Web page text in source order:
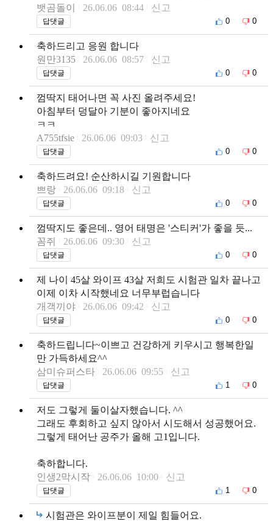
뱃곰돌이
26.06.06 08:44 신고
답댓글 0 0
축하드리고 응원 합니다
원만3135
26.06.06 08:57 신고
답댓글 0 0
껌딱지 태어나면 꼭 사진 올려주세요!
아침부터 덩달아 기분이 좋아지네요
ㅋㅋ
A755tfsie
26.06.06 09:03 신고
답댓글 0 0
축하드려요! 순산하시길 기원합니다
쁘랑
26.06.06 09:18 신고
답댓글 0 0
껌딱지도 좋은데.. 영어 태명은 '스티커'가 좋을 듯...
꼼쥐
26.06.06 09:30 신고
답댓글 0 0
제 나이 45살 와이프 43살 저희도 시험관 일차 끝나고
이제 이차 시작했네요 너무부럽습니다
개객끼야
26.06.06 09:42 신고
답댓글 0 0
축하드립니다~이쁘고 건강하게 키우시고 행복한일
만 가득하세요^^
삼미슈퍼스타
26.06.06 09:55 신고
답댓글 1 0
저도 그렇게 둘이살자했습니다. ^^
그래도 후회하고 싶지 않아서 시도해서 성공했어요.
그렇게 태어난 공주가 올해 고1입니다.
축하합니다.
인생2막시작
26.06.06 10:00 신고
답댓글 1 0
시험관은 와이프분이 제일 힘들어요.